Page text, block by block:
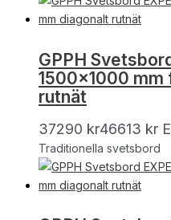
GPPH
1500×1000 mm
rutnät
37290 kr46613 kr
Traditionella svetsbord